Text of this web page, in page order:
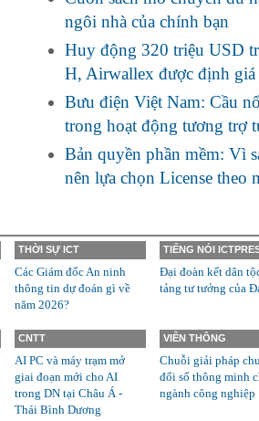
ngôi nhà của chính bạn
Huy động 320 triệu USD
H, Airwallex được định
Bưu điện Việt Nam: Cầu
trong hoạt động tương trợ
Bản quyền phần mềm: Vì
nên lựa chọn License theo
THỜI SỰ ICT
Các Giám đốc An ninh
thông tin dự đoán gì về
năm 2026?
TIẾNG NÓI
Đại đoàn kết dân
tảng tư tưởng của
CNTT
AI PC và máy trạm mở
giai đoạn mới cho AI
trong DN tại Châu Á -
Thái Bình Dương
VIỄN THÔNG
Chuỗi giải pháp
đổi số thông minh
ngành công nghiệp